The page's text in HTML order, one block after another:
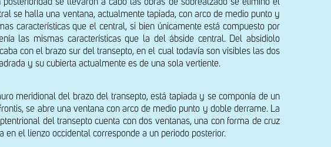
se llevaron a cabo las obras de sobrealzado se eliminó el
se halla una ventana, actualmente tapiada, con arco de medio punto y
características que el central, si bien únicamente está compuesto por
las mismas características que la del ábside central. Del absidiolo
con el brazo sur del transepto, en el cual todavía son visibles las dos
y su cubierta actualmente es de una sola vertiente.
meridional del brazo del transepto, está tapiada y se componía de un
se abre una ventana con arco de medio punto y doble derrame. La
del transepto cuenta con dos ventanas, una con forma de cruz
el lienzo occidental corresponde a un periodo posterior.